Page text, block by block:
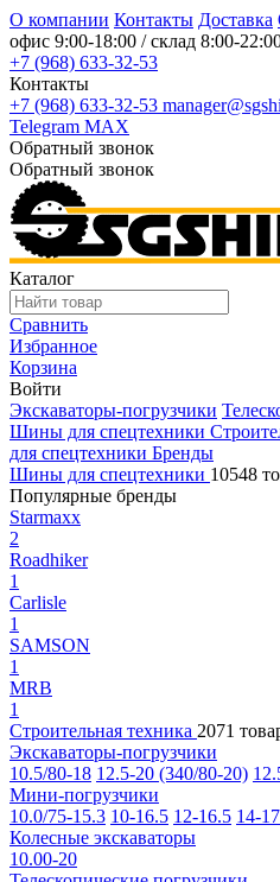
О компании Контакты Доставка
офис 9:00-18:00 / склад 8:00-
+7 (968) 633-32-53
Контакты
+7 (968) 633-32-53
Telegram MAX
Обратный звонок
Обратный звонок
Каталог
Сравнить
Избранное
Корзина
Войти
Экскаваторы-погрузчики
Шины для спецтехники
для спецтехники Бренды
Шины для спецтехники 10548
Популярные бренды
Starmaxx
2
Roadhiker
1
Carlisle
1
SAMSON
1
MRB
1
Строительная техника 2071
Экскаваторы-погрузчики
10.5/80-18 12.5-20 (340/80-20)
Мини-погрузчики
10.0/75-15.3 10-16.5 12-16.5 14-
Колесные экскаваторы
10.00-20